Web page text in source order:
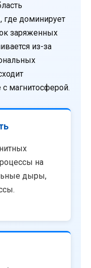
где доминирует
заряженных
из-за
магнитосферой.
на
дыры,